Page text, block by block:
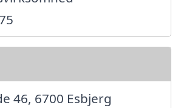
46, 6700 Esbjerg